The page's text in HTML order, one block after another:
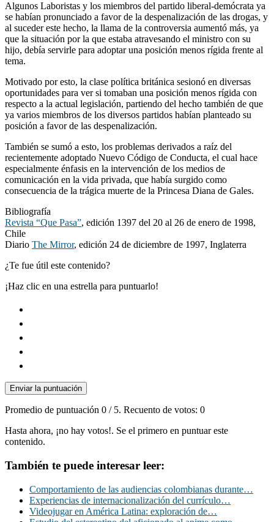
Algunos Laboristas y los miembros del partido liberal-demócrata ya
se habían pronunciado a favor de la despenalización de las drogas, y
al suceder este hecho, la llama de la controversia aumentó más, ya
que la situación por la que estaba atravesando el ministro con su
hijo, debía servirle para adoptar una posición menos rígida frente al
tema.
Motivado por esto, la clase política británica sesionó en diversas
oportunidades para ver si tomaban una posición menos rígida con
respecto a la actual legislación, partiendo del hecho también de que
ya varios miembros de los diversos partidos habían planteado su
posición a favor de las despenalización.
También se sumó a esto, los problemas derivados a raíz del
recientemente adoptado Nuevo Código de Conducta, el cual hace
especialmente énfasis en la intervención de los medios de
comunicación en la vida privada, que había surgido como
consecuencia de la trágica muerte de la Princesa Diana de Gales.
Bibliografía
Revista “Que Pasa”, edición 1397 del 20 al 26 de enero de 1998,
Chile
Diario The Mirror, edición 24 de diciembre de 1997, Inglaterra
¿Te fue útil este contenido?
¡Haz clic en una estrella para puntuarlo!
Enviar la puntuación
Promedio de puntuación 0 / 5. Recuento de votos: 0
Hasta ahora, ¡no hay votos!. Se el primero en puntuar este
contenido.
También te puede interesar leer:
Comportamiento de las audiencias colombianas durante…
Experiencias de internacionalización del currículo…
Videojugar en América Latina: exploración de…